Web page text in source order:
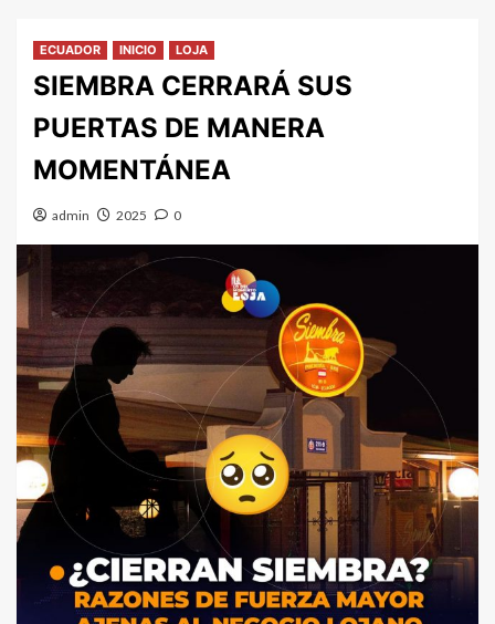
ECUADOR INICIO LOJA
SIEMBRA CERRARÁ SUS
PUERTAS DE MANERA
MOMENTÁNEA
admin 2025 0